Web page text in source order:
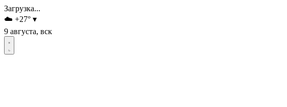
Загрузка...
☁️ +27° ▾
9 августа, вск